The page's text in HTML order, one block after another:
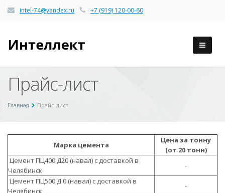
intel-74@yandex.ru +7 (919) 120-00-60
Прайс-лист
Главная Прайс-лист
Марка цемента
Цена за тонну
(от 20 тонн)
Цемент ПЦ400 Д20 (навал) с доставкой в
Челябинск
-
Цемент ПЦ500 Д 0 (навал) с доставкой в
Челябинск
-